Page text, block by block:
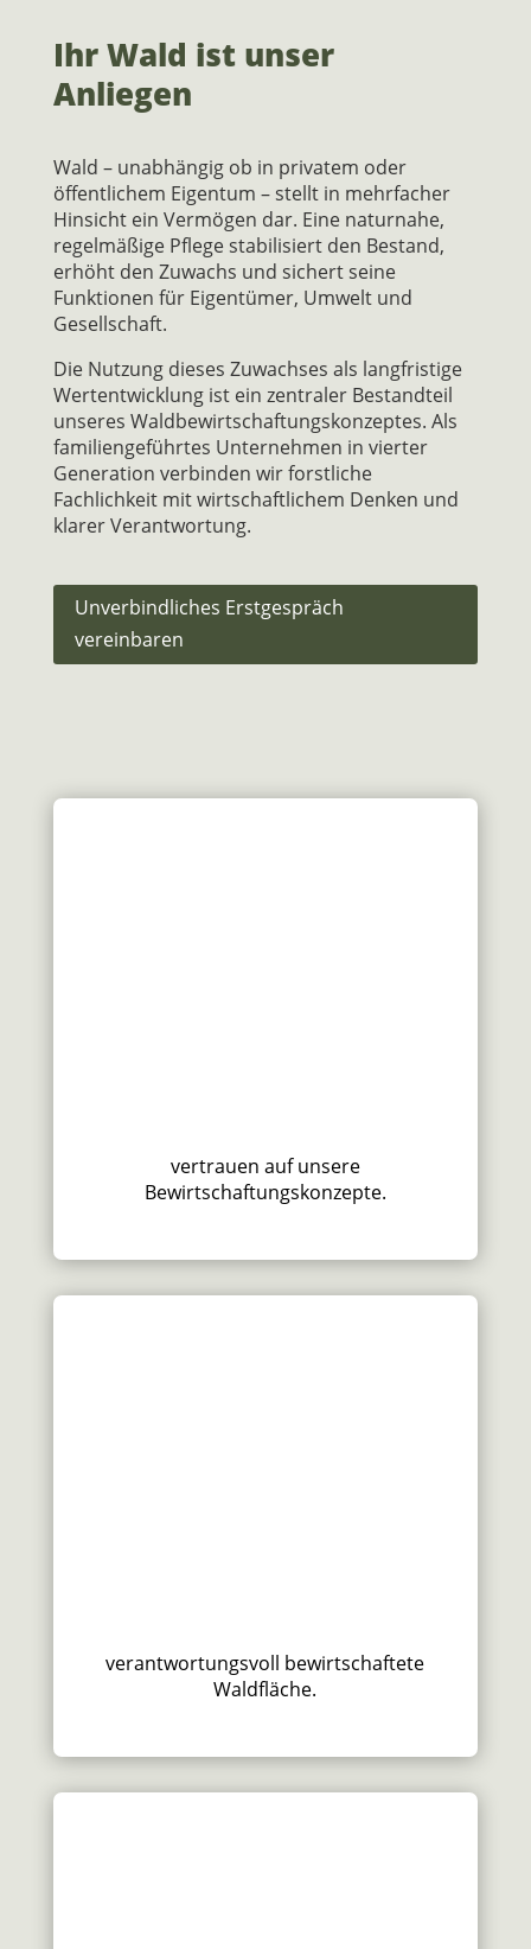
Ihr Wald ist unser
Anliegen
Wald – unabhängig ob in privatem oder
öffentlichem Eigentum – stellt in mehrfacher
Hinsicht ein Vermögen dar. Eine naturnahe,
regelmäßige Pflege stabilisiert den Bestand,
erhöht den Zuwachs und sichert seine
Funktionen für Eigentümer, Umwelt und
Gesellschaft.
Die Nutzung dieses Zuwachses als langfristige
Wertentwicklung ist ein zentraler Bestandteil
unseres Waldbewirtschaftungskonzeptes. Als
familiengeführtes Unternehmen in vierter
Generation verbinden wir forstliche
Fachlichkeit mit wirtschaftlichem Denken und
klarer Verantwortung.
Unverbindliches Erstgespräch
vereinbaren
vertrauen auf unsere
Bewirtschaftungskonzepte.
verantwortungsvoll bewirtschaftete
Waldfläche.